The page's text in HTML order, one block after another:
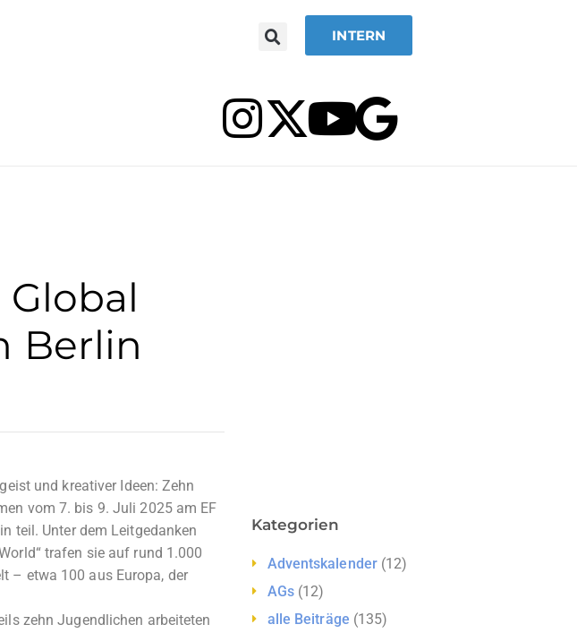
INTERN
Berlin
und kreativer Ideen: Zehn
vom 7. bis 9. Juli 2025 am EF
teil. Unter dem Leitgedanken
trafen sie auf rund 1.000
– etwa 100 aus Europa, der
zehn Jugendlichen arbeiteten
Kategorien
Adventskalender (12)
AGs(12)
alle Beiträge (135)